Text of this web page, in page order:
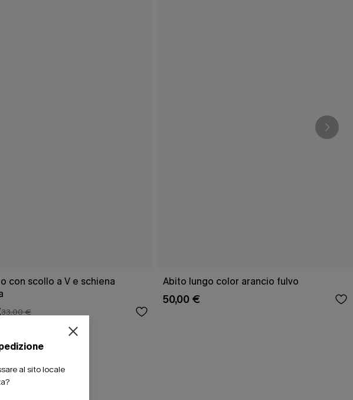
con scollo a V e schiena
33,00 €
Abito lungo color arancio fulvo
50,00 €
al sito locale
PER OTTENERE
SENZA MINIMO D'ORDINE
SCONTO SU 2 O PIÙ ARTICOLI